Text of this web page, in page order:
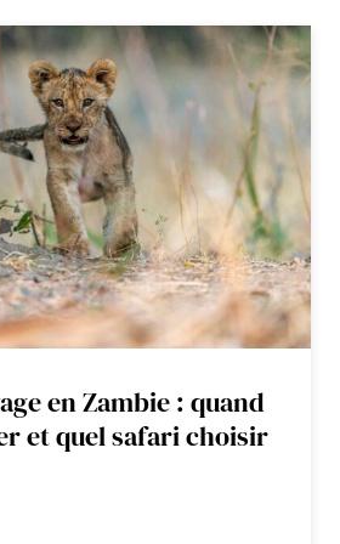
riveraines et méandres de la
complète avec activités et
incluses.
Lagoon
un cadre intime au bord
ce camp confortable
immersion dans la
tout le confort
et la piscine ainsi que la
des moments de détente
en Zambie : quand
et quel safari choisir